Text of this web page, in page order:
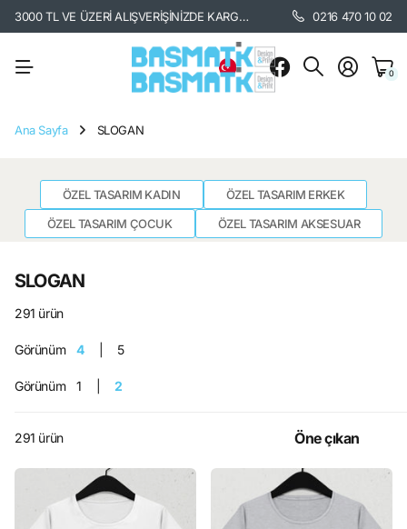
3000 TL VE ÜZERİ ALIŞVERİŞİNİZDE KARGO BEDAVA. / KARGO BİLGİSİ
0216 470 10 02
0
Ana Sayfa SLOGAN
ÖZEL TASARIM KADIN
ÖZEL TASARIM ERKEK
ÖZEL TASARIM ÇOCUK
ÖZEL TASARIM AKSESUAR
SLOGAN
291 ürün
Görünüm 4 5
Görünüm 1 2
291 ürün